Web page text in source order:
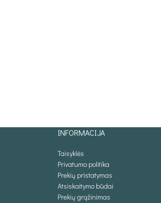
INFORMACIJA
Taisyklės
Privatumo politika
Prekių pristatymas
Atsiskaitymo būdai
Prekių grąžinimas